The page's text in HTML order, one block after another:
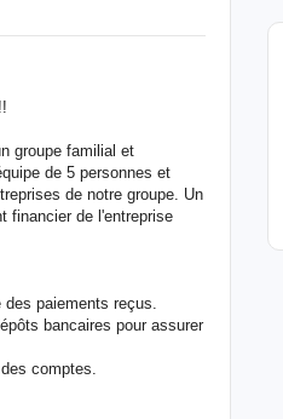
groupe familial et
de 5 personnes et
de notre groupe. Un
financier de l'entreprise
paiements reçus.
bancaires pour assurer
comptes.